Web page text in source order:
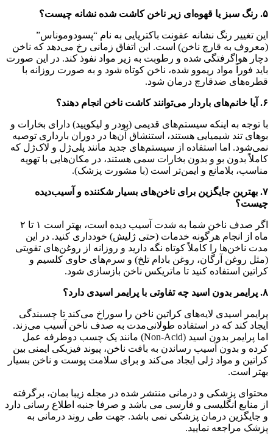
۵. رنگ سبز یا قهوه‌ای زیر ناخن کاشت شده نشانه چیست؟
این تغییر رنگ نشانه عفونت باکتریایی به نام “پسودوموناس”
(معروف به قارچ ناخن) است. این اتفاق زمانی رخ می‌دهد که ناخن
دچار هواگرفتگی شده و رطوبت به زیر مواد نفوذ کند. در این صورت
باید فوراً مواد ریموو شده، ناخن کوتاه شود و به صورت روزانه با
قطره‌های ضدقارچ درمان شود.
۶. آیا خانم‌های باردار می‌توانند کاشت ناخن انجام دهند؟
با توجه به اینکه سیستم‌های قدیمی (پودر و لیکویید) دارای بخارات و
بوهای تند شیمیایی هستند، استنشاق آن‌ها در دوران بارداری توصیه
نمی‌شود. اما استفاده از سیستم‌های جدید مانند پلی‌ژل و لاک‌ژل که
کاملاً بدون بو و بدون بخارات سمی هستند، در مکان‌هایی با تهویه
مناسب، بلامانع و ایمن‌تر است (با مشورت پزشک).
۷. بهترین جایگزین برای ناخن‌های بسیار شکننده و آسیب‌دیده
چیست؟
اگر صدف ناخن شما به شدت آسیب دیده است، بهتر است ۱ تا ۲
ماه از انجام هرگونه خدمات (حتی ژلیش) خودداری کنید. در این
مدت ناخن‌ها را کاملاً کوتاه نگه دارید و روزانه از روغن‌های تقویتی
(مثل روغن آرگان، روغن بادام تلخ) و سرم‌های حاوی کلسیم و
کراتین استفاده کنید تا ماتریکس ناخن بازسازی شود.
۸. پرایمر بدون اسید چه تفاوتی با پرایمر اسیدی دارد؟
پرایمر اسیدی لایه‌های کراتین ناخن را سوراخ می‌کند تا چسبندگی
ایجاد کند که در استفاده طولانی‌مدت به صدف ناخن آسیب می‌زند.
اما پرایمر بدون اسید (Non-Acid) مانند یک چسب دوطرفه عمل
کرده و بدون آسیب رساندن به بافت ناخن، پیوند فیزیکی ایمنی بین
کراتین و مواد ژلی ایجاد می‌کند و برای سلامت پوست و ناخن بسیار
بهتر است.
محتوای پزشکی و درمانی منتشر شده در مجله زیبا بمان، برگرفته
از منابع انگلیسی و فارسی می باشد و صرفا جنبه اطلاع رسانی دارد
و جایگزین درمان پزشکی نمی باشد. جهت طی روند درمانی به
پزشک مراجعه نمایید.